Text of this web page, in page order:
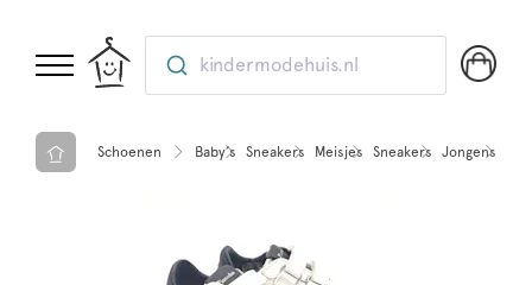
kindermodehuis.nl
Schoenen Baby’s Sneakers Meisjes Sneakers Jongens